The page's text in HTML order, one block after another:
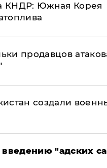
КНДР: Южная Корея
продавцов
создали
"адских